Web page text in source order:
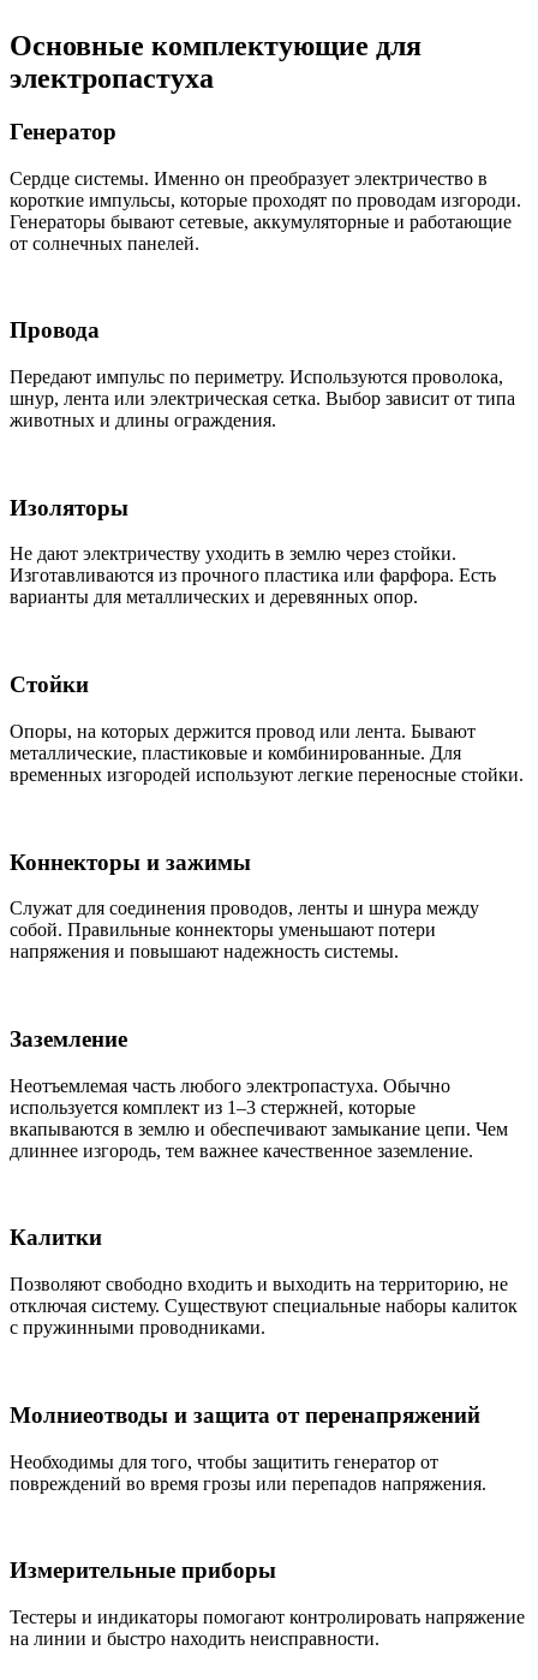
Основные комплектующие для
электропастуха
Генератор
Сердце системы. Именно он преобразует электричество в
короткие импульсы, которые проходят по проводам изгороди.
Генераторы бывают сетевые, аккумуляторные и работающие
от солнечных панелей.
Провода
Передают импульс по периметру. Используются проволока,
шнур, лента или электрическая сетка. Выбор зависит от типа
животных и длины ограждения.
Изоляторы
Не дают электричеству уходить в землю через стойки.
Изготавливаются из прочного пластика или фарфора. Есть
варианты для металлических и деревянных опор.
Стойки
Опоры, на которых держится провод или лента. Бывают
металлические, пластиковые и комбинированные. Для
временных изгородей используют легкие переносные стойки.
Коннекторы и зажимы
Служат для соединения проводов, ленты и шнура между
собой. Правильные коннекторы уменьшают потери
напряжения и повышают надежность системы.
Заземление
Неотъемлемая часть любого электропастуха. Обычно
используется комплект из 1–3 стержней, которые
вкапываются в землю и обеспечивают замыкание цепи. Чем
длиннее изгородь, тем важнее качественное заземление.
Калитки
Позволяют свободно входить и выходить на территорию, не
отключая систему. Существуют специальные наборы калиток
с пружинными проводниками.
Молниеотводы и защита от перенапряжений
Необходимы для того, чтобы защитить генератор от
повреждений во время грозы или перепадов напряжения.
Измерительные приборы
Тестеры и индикаторы помогают контролировать напряжение
на линии и быстро находить неисправности.